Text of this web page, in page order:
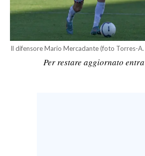
SERVIZI ALLE IMPRESE
BANDI
Il difensore Mario Mercadante (foto Torres-A.
Per restare aggiornato